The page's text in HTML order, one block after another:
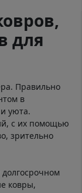
для
Правильно
в
уюта.
с их помощью
зрительно
ковры,